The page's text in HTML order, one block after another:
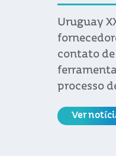
Uruguay
contato de
processo
Ver